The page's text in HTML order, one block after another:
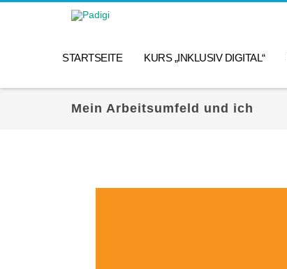
STARTSEITE KURS „INKLUSIV DIGITAL“
Mein Arbeitsumfeld und ich